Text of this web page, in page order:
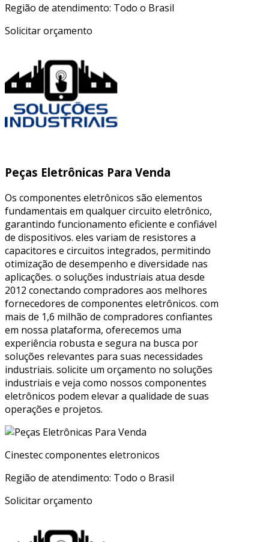
Região de atendimento: Todo o Brasil
Solicitar orçamento
Peças Eletrônicas Para Venda
Os componentes eletrônicos são elementos
fundamentais em qualquer circuito eletrônico,
garantindo funcionamento eficiente e confiável
de dispositivos. eles variam de resistores a
capacitores e circuitos integrados, permitindo
otimização de desempenho e diversidade nas
aplicações. o soluções industriais atua desde
2012 conectando compradores aos melhores
fornecedores de componentes eletrônicos. com
mais de 1,6 milhão de compradores confiantes
em nossa plataforma, oferecemos uma
experiência robusta e segura na busca por
soluções relevantes para suas necessidades
industriais. solicite um orçamento no soluções
industriais e veja como nossos componentes
eletrônicos podem elevar a qualidade de suas
operações e projetos.
Cinestec componentes eletronicos
Região de atendimento: Todo o Brasil
Solicitar orçamento